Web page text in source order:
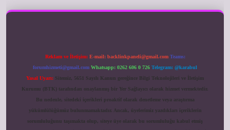
Reklam ve İletişim: E-mail: backlinkpaneli@gmail.com Teams:
forumhizmeti@gmail.com Whatsapp: 0262 606 0 726 Telegram: @karabul
Yasal Uyarı: Sitemiz, 5651 Sayılı Kanun gereğince Bilgi Teknolojileri ve İletişim
Kurumu (BTK) tarafından onaylanmış bir Yer Sağlayıcı olarak hizmet vermektedir.
Bu nedenle, sitedeki içerikleri proaktif olarak denetleme veya araştırma
yükümlülüğümüz bulunmamaktadır. Ancak, üyelerimiz yazdıkları içeriklerin
sorumluluğunu taşımakta olup, siteye üye olarak bu sorumluluğu kabul etmiş